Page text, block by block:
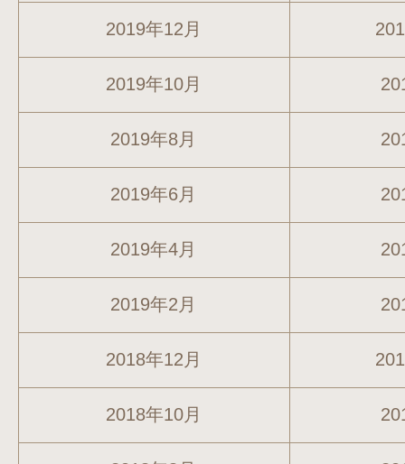
2019年12月
2019年10月
2019年8月
2019年6月
2019年4月
2019年2月
2018年12月
2018年10月